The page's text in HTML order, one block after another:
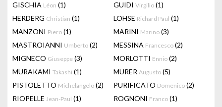
GISCHIA Léon (1) GUIDI Virgilio (1)
HERDERG Christian (1) LOHSE Richard Paul (1)
MANZONI Piero (1) MARINI Marino (3)
MASTROIANNI Umberto (2) MESSINA Francesco (2)
MIGNECO Giuseppe (3) MORLOTTI Ennio (2)
MURAKAMI Takashi (1) MURER Augusto (5)
PISTOLETTO Michelangelo (2) PURIFICATO Domenico (2)
RIOPELLE Jean-Paul (1) ROGNONI Franco (1)